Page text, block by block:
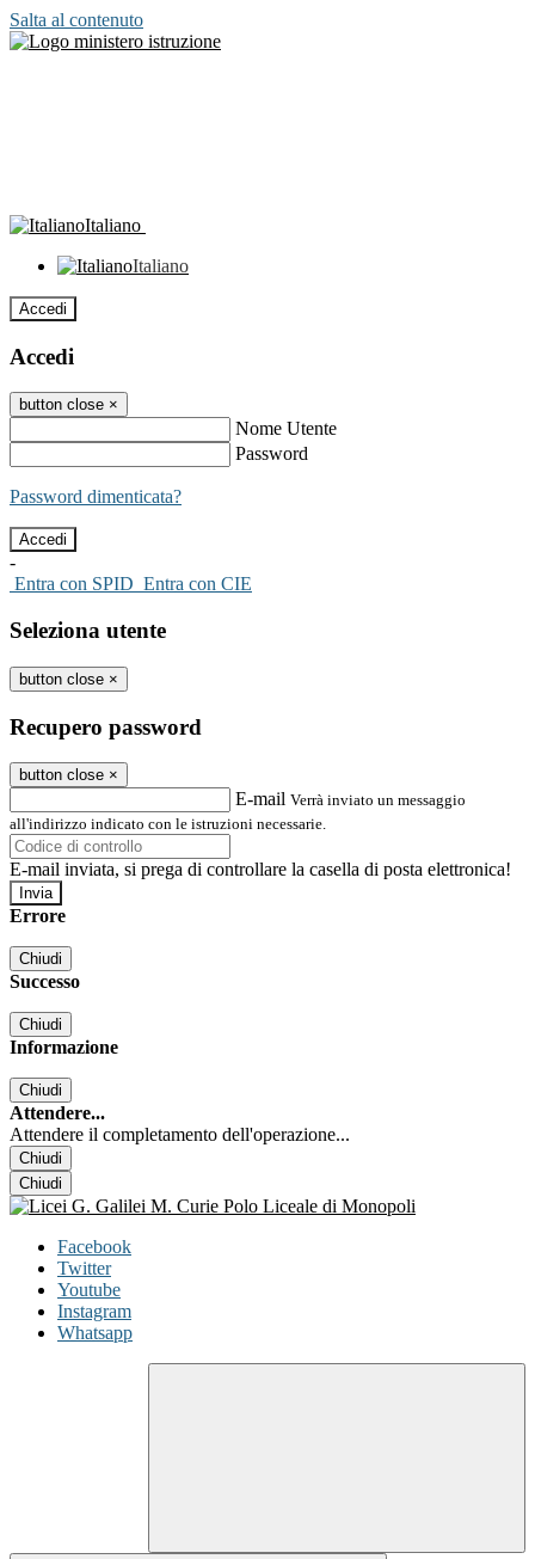
Salta al contenuto
Italiano
Italiano
Accedi
Accedi
button close ×
Nome Utente
Password
Password dimenticata?
-
Entra con SPID Entra con CIE
Seleziona utente
button close ×
Recupero password
button close ×
E-mail Verrà inviato un messaggio
all'indirizzo indicato con le istruzioni necessarie.
E-mail inviata, si prega di controllare la casella di posta elettronica!
Errore
Chiudi
Successo
Chiudi
Informazione
Chiudi
Attendere...
Attendere il completamento dell'operazione...
Chiudi
Chiudi
Facebook
Twitter
Youtube
Instagram
Whatsapp